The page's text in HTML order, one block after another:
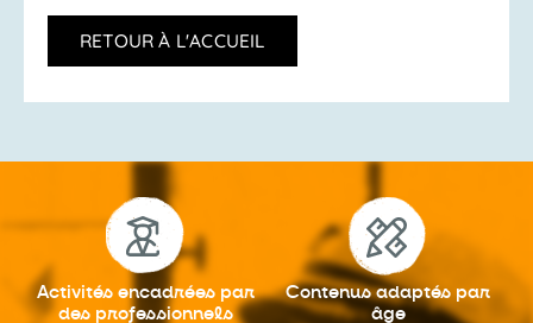
RETOUR À L'ACCUEIL
Activités encadrées par
des professionnels
Contenus adaptés par
âge